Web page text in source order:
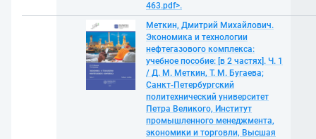
463.pdf>.
Меткин, Дмитрий Михайлович.
Экономика и технологии
нефтегазового комплекса:
учебное пособие: [в 2 частях]. Ч. 1
/ Д. М. Меткин, Т. М. Бугаева;
Санкт-Петербургский
политехнический университет
Петра Великого, Институт
промышленного менеджмента,
экономики и торговли, Высшая